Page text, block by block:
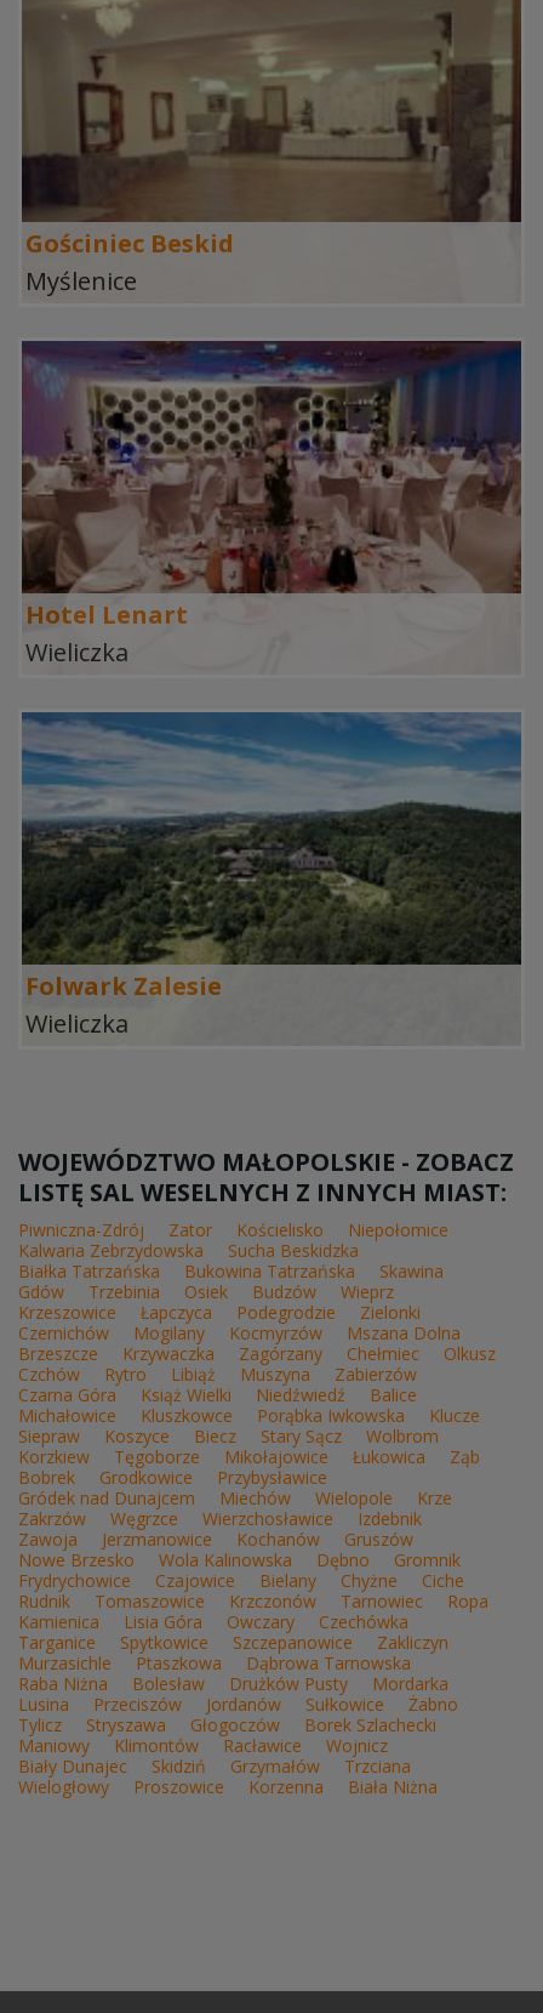
Gościniec Beskid
Myślenice
Hotel Lenart
Wieliczka
Folwark Zalesie
Wieliczka
WOJEWÓDZTWO MAŁOPOLSKIE - ZOBACZ
LISTĘ SAL WESELNYCH Z INNYCH MIAST:
Piwniczna-Zdrój Zator Kościelisko
Niepołomice
Kalwaria Zebrzydowska
Sucha Beskidzka
Białka Tatrzańska
Bukowina Tatrzańska
Skawina
Gdów
Trzebinia Osiek Budzów
Wieprz
Krzeszowice
Łapczyca Podegrodzie
Zielonki
Czernichów
Mogilany Kocmyrzów
Mszana Dolna
Brzeszcze
Krzywaczka Zagórzany Chełmiec
Olkusz
Czchów
Rytro Libiąż Muszyna
Zabierzów
Czarna Góra
Książ Wielki Niedźwiedź
Balice
Michałowice
Kluszkowce Porąbka Iwkowska
Klucze
Siepraw
Koszyce Biecz Stary Sącz
Wolbrom
Korzkiew
Tęgoborze Mikołajowice Łukowica
Ząb
Bobrek
Grodkowice
Przybysławice
Gródek nad Dunajcem
Miechów Wielopole
Krze
Zakrzów
Węgrzce Wierzchosławice
Izdebnik
Zawoja
Jerzmanowice Kochanów
Gruszów
Nowe Brzesko
Wola Kalinowska Dębno
Gromnik
Frydrychowice
Czajowice Bielany Chyżne
Ciche
Rudnik
Tomaszowice Krzczonów Tarnowiec
Ropa
Kamienica
Lisia Góra Owczary
Czechówka
Targanice
Spytkowice Szczepanowice
Zakliczyn
Murzasichle
Ptaszkowa
Dąbrowa Tarnowska
Raba Niżna
Bolesław Drużków Pusty
Mordarka
Lusina
Przeciszów Jordanów Sułkowice
Żabno
Tylicz
Stryszawa Głogoczów
Borek Szlachecki
Maniowy
Klimontów Racławice
Wojnicz
Biały Dunajec
Skidziń Grzymałów
Trzciana
Wielogłowy
Proszowice Korzenna Biała Niżna